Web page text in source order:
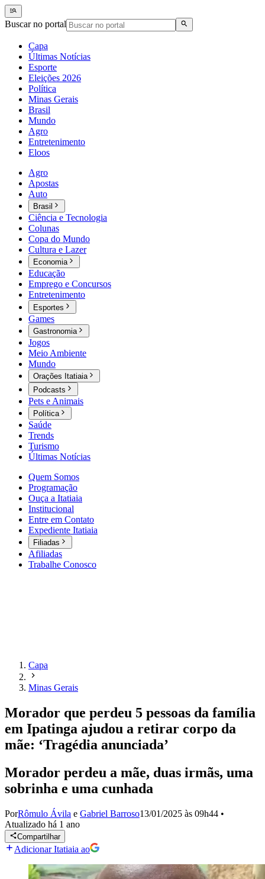
Buscar no portal
Capa
Últimas Notícias
Esporte
Eleições 2026
Política
Minas Gerais
Brasil
Mundo
Agro
Entretenimento
Eloos
Agro
Apostas
Auto
Brasil
Ciência e Tecnologia
Colunas
Copa do Mundo
Cultura e Lazer
Economia
Educação
Emprego e Concursos
Entretenimento
Esportes
Games
Gastronomia
Jogos
Meio Ambiente
Mundo
Orações Itatiaia
Podcasts
Pets e Animais
Política
Saúde
Trends
Turismo
Últimas Notícias
Quem Somos
Programação
Ouça a Itatiaia
Institucional
Entre em Contato
Expediente Itatiaia
Filiadas
Afiliadas
Trabalhe Conosco
Capa
Minas Gerais
Morador que perdeu 5 pessoas da família
em Ipatinga ajudou a retirar corpo da
mãe: ‘Tragédia anunciada’
Morador perdeu a mãe, duas irmãs, uma
sobrinha e uma cunhada
PorRômulo Ávila e Gabriel Barroso13/01/2025 às 09h44 •
Atualizado há 1 ano
Compartilhar
Adicionar Itatiaia ao